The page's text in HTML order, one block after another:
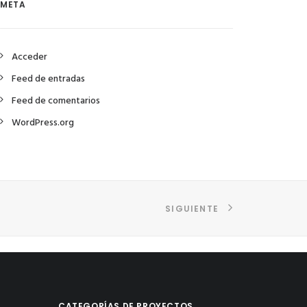
META
Acceder
Feed de entradas
Feed de comentarios
WordPress.org
SIGUIENTE